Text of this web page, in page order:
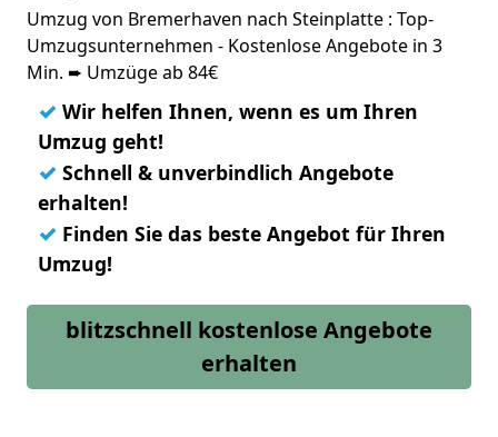
Umzug von Bremerhaven nach Steinplatte : Top-
Umzugsunternehmen - Kostenlose Angebote in 3
Min. ➨ Umzüge ab 84€
✓ Wir helfen Ihnen, wenn es um Ihren
Umzug geht!
✓ Schnell & unverbindlich Angebote
erhalten!
✓ Finden Sie das beste Angebot für Ihren
Umzug!
blitzschnell kostenlose Angebote
erhalten